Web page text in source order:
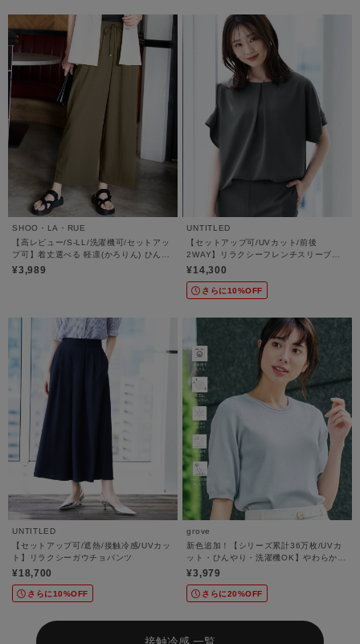
SHOO・LA・RUE
【高レビュー/S-LL/洗濯機可/セットアッ
プ可】着丈選べる 軽凛(かろりん) ひんや
りフラップイージーパンツ
¥3,989
UNTITLED
【セットアップ可/UVカット/前後
2WAY】リラクシーフレンチスリーブブ
ラウス
¥14,300
さらに10%OFF
UNTITLED
【セットアップ可/遮熱/接触冷感/UVカッ
ト】リラクシーガウチョパンツ
¥18,700
さらに10%OFF
grove
新色追加！【シリーズ累計36万枚/UVカ
ット・ひんやり・洗濯機OK】やわらかド
ライタッチ 五分袖ニット
¥3,979
さらに20%OFF